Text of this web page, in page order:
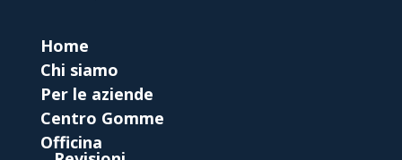
Home
Chi siamo
Per le aziende
Centro Gomme
Officina